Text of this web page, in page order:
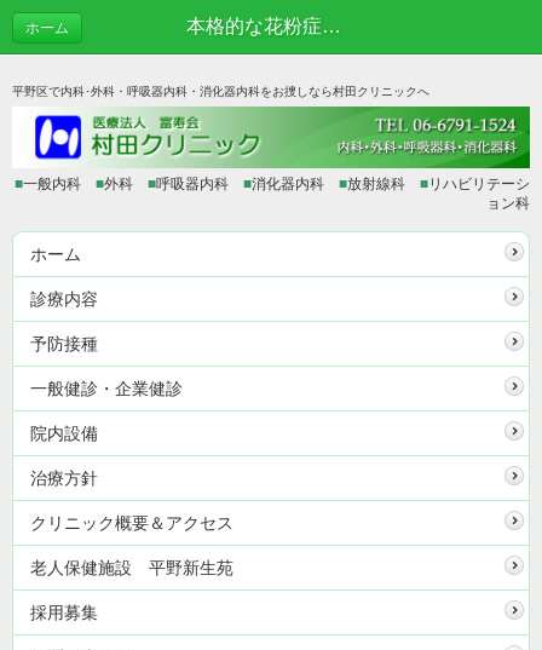
本格的な花粉症シーズン到来 | あれこれブログ
ホーム
平野区で内科･外科・呼吸器内科・消化器内科をお捜しなら村田クリニックへ
■一般内科 ■外科 ■呼吸器内科 ■消化器内科 ■放射線科 ■リハビリテーシ
ョン科
ホーム
診療内容
予防接種
一般健診・企業健診
院内設備
治療方針
クリニック概要＆アクセス
老人保健施設 平野新生苑
採用募集